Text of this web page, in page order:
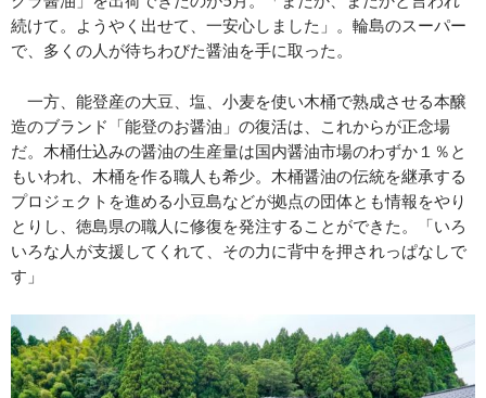
続けて。ようやく出せて、一安心しました」。輪島のスーパー
で、多くの人が待ちわびた醤油を手に取った。
一方、能登産の大豆、塩、小麦を使い木桶で熟成させる本醸
造のブランド「能登のお醤油」の復活は、これからが正念場
だ。木桶仕込みの醤油の生産量は国内醤油市場のわずか１％と
もいわれ、木桶を作る職人も希少。木桶醤油の伝統を継承する
プロジェクトを進める小豆島などが拠点の団体とも情報をやり
とりし、徳島県の職人に修復を発注することができた。「いろ
いろな人が支援してくれて、その力に背中を押されっぱなしで
す」